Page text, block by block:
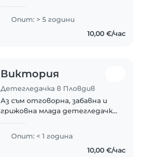
образование съм. Активен
шофьор съм и разполагам с
Опит: > 5 години
10,00 €/час
Виктория
Детегледачка в Пловдив
Аз съм отговорна, забавна и
грижовна млада детегледачка
имам много практика с деца
на всички възрасти - от
Опит: < 1 година
10,00 €/час